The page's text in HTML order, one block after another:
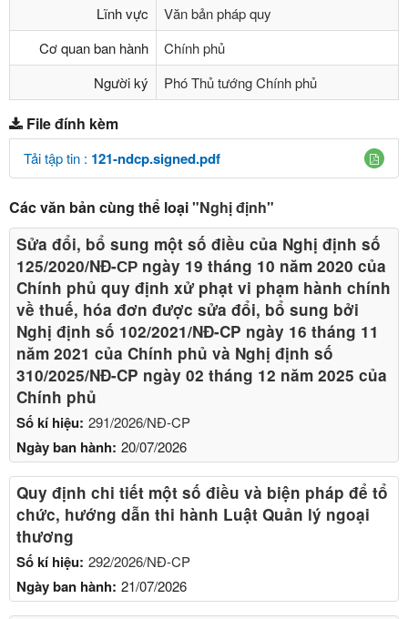
Lĩnh vực
Văn bản pháp quy
Cơ quan ban hành
Chính phủ
Người ký
Phó Thủ tướng Chính phủ
File đính kèm
Tải tập tin : 121-ndcp.signed.pdf
Các văn bản cùng thể loại"Nghị định"
Số kí hiệu: 291/2026/NĐ-CP
Ngày ban hành: 20/07/2026
Sửa đổi, bổ sung một số điều của Nghị định số
125/2020/NĐ-СР ngày 19 tháng 10 năm 2020 của
Chính phủ quy định xử phạt vi phạm hành chính
về thuế, hóa đơn được sửa đổi, bổ sung bởi
Nghị định số 102/2021/NĐ-CP ngày 16 tháng 11
năm 2021 của Chính phủ và Nghị định số
310/2025/NĐ-CP ngày 02 tháng 12 năm 2025 của
Chính phủ
Số kí hiệu: 292/2026/NĐ-CP
Ngày ban hành: 21/07/2026
Quy định chi tiết một số điều và biện pháp để tổ
chức, hướng dẫn thi hành Luật Quản lý ngoại
thương